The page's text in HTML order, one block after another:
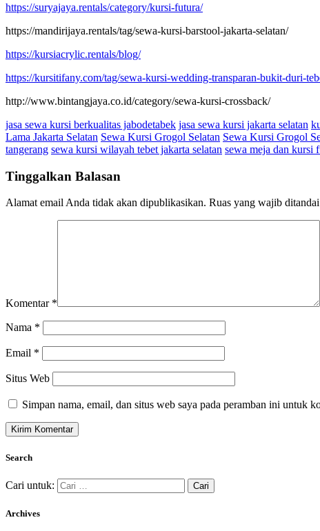
https://suryajaya.rentals/category/kursi-futura/
https://mandirijaya.rentals/tag/sewa-kursi-barstool-jakarta-selatan/
https://kursiacrylic.rentals/blog/
https://kursitifany.com/tag/sewa-kursi-wedding-transparan-bukit-duri-
http://www.bintangjaya.co.id/category/sewa-kursi-crossback/
jasa sewa kursi berkualitas jabodetabek jasa sewa kursi jakarta selatan
Lama Jakarta Selatan Sewa Kursi Grogol Selatan Sewa Kursi Grogol
tangerang sewa kursi wilayah tebet jakarta selatan sewa meja dan kursi
Tinggalkan Balasan
Alamat email Anda tidak akan dipublikasikan. Ruas yang wajib ditandai
Komentar *
Nama *
Email *
Situs Web
Simpan nama, email, dan situs web saya pada peramban ini untuk
Search
Cari untuk:
Archives